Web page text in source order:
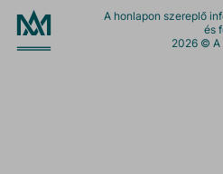
A honlapon szereplő
és
2026 © A